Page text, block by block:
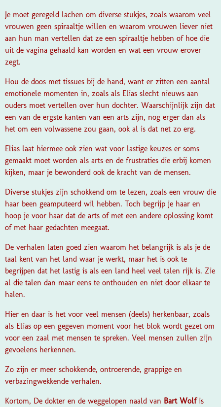
Je moet geregeld lachen om diverse stukjes, zoals waarom veel
vrouwen geen spiraaltje willen en waarom vrouwen liever niet
aan hun man vertellen dat ze een spiraaltje hebben of hoe die
uit de vagina gehaald kan worden en wat een vrouw erover
zegt.
Hou de doos met tissues bij de hand, want er zitten een aantal
emotionele momenten in, zoals als Elias slecht nieuws aan
ouders moet vertellen over hun dochter. Waarschijnlijk zijn dat
een van de ergste kanten van een arts zijn, nog erger dan als
het om een volwassene zou gaan, ook al is dat net zo erg.
Elias laat hiermee ook zien wat voor lastige keuzes er soms
gemaakt moet worden als arts en de frustraties die erbij komen
kijken, maar je bewonderd ook de kracht van de mensen.
Diverse stukjes zijn schokkend om te lezen, zoals een vrouw die
haar been geamputeerd wil hebben. Toch begrijp je haar en
hoop je voor haar dat de arts of met een andere oplossing komt
of met haar gedachten meegaat.
De verhalen laten goed zien waarom het belangrijk is als je de
taal kent van het land waar je werkt, maar het is ook te
begrijpen dat het lastig is als een land heel veel talen rijk is. Zie
al die talen dan maar eens te onthouden en niet door elkaar te
halen.
Hier en daar is het voor veel mensen (deels) herkenbaar, zoals
als Elias op een gegeven moment voor het blok wordt gezet om
voor een zaal met mensen te spreken. Veel mensen zullen zijn
gevoelens herkennen.
Zo zijn er meer schokkende, ontroerende, grappige en
verbazingwekkende verhalen.
Kortom, De dokter en de weggelopen naald van Bart Wolf is